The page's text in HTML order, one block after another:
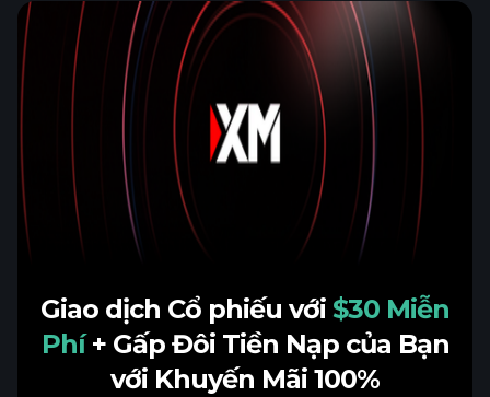
Giao dịch Cổ phiếu với $30 Miễn
Phí + Gấp Đôi Tiền Nạp của Bạn
với Khuyến Mãi 100%